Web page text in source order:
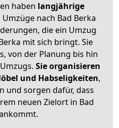
haben langjährige
nach Bad Berka
die ein Umzug
mit sich bringt. Sie
von der Planung bis hin
Sie organisieren
und Habseligkeiten,
und sorgen dafür, dass
neuen Zielort in Bad